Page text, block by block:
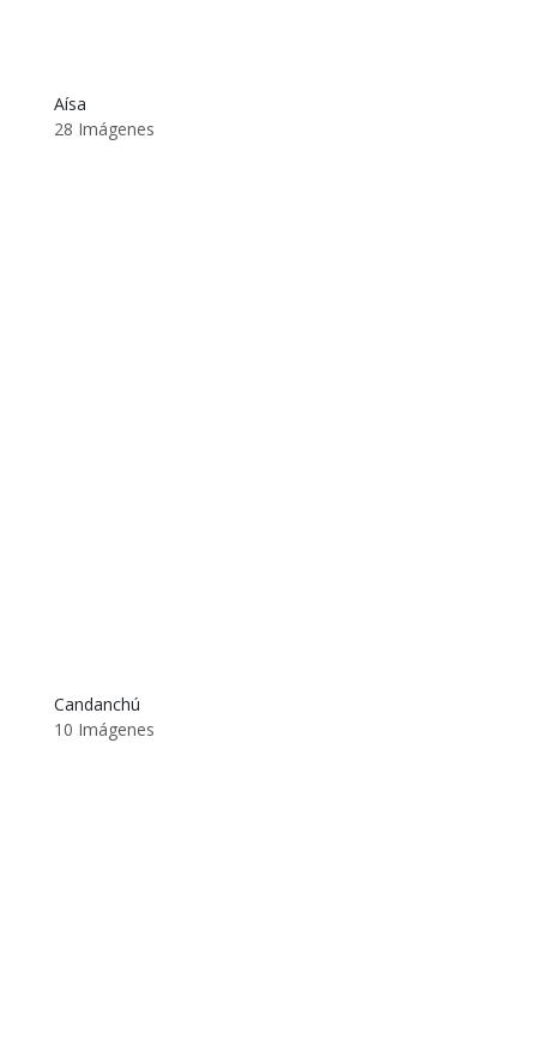
Aísa
28 Imágenes
Candanchú
10 Imágenes